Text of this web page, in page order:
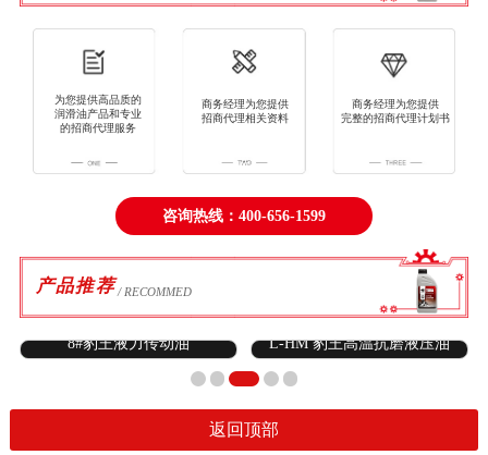
为您提供高品质的
润滑油产品和专业
的招商代理服务
商务经理为您提供
招商代理相关资料
商务经理为您提供
完整的招商代理计划书
咨询热线：400-656-1599
产品推荐/ RECOMMED
8#豹王液力传动油 L-HM 豹王高温抗磨液压油
返回顶部